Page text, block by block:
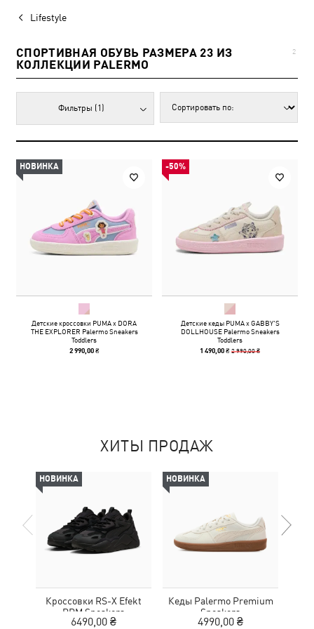
Lifestyle
СПОРТИВНАЯ ОБУВЬ РАЗМЕРА 23 ИЗ
КОЛЛЕКЦИИ PALERMO
2
Фильтры (1)
НОВИНКА
Детские кроссовки PUMA x DORA
THE EXPLORER Palermo Sneakers
Toddlers
2 990,00 ₴
-50%
Детские кеды PUMA x GABBY'S
DOLLHOUSE Palermo Sneakers
Toddlers
1 490,00 ₴2 990,00 ₴
ХИТЫ ПРОДАЖ
НОВИНКА
Кроссовки RS-X Efekt
PRM Sneakers
6490,00 ₴
НОВИНКА
Кеды Palermo Premium
Sneakers
4990,00 ₴